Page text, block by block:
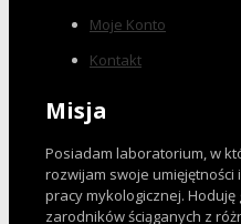
Moje Konto
Kontakt
Misja
Posiadam laboratorium, w
rozwijam swoje umięjętności
pracy mykologicznej. Hoduję
zarodników ściąganych z